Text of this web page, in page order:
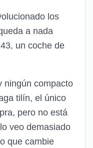
los
a nada
un coche de
ningún compacto
tilín, el único
pero no está
veo demasiado
que cambie